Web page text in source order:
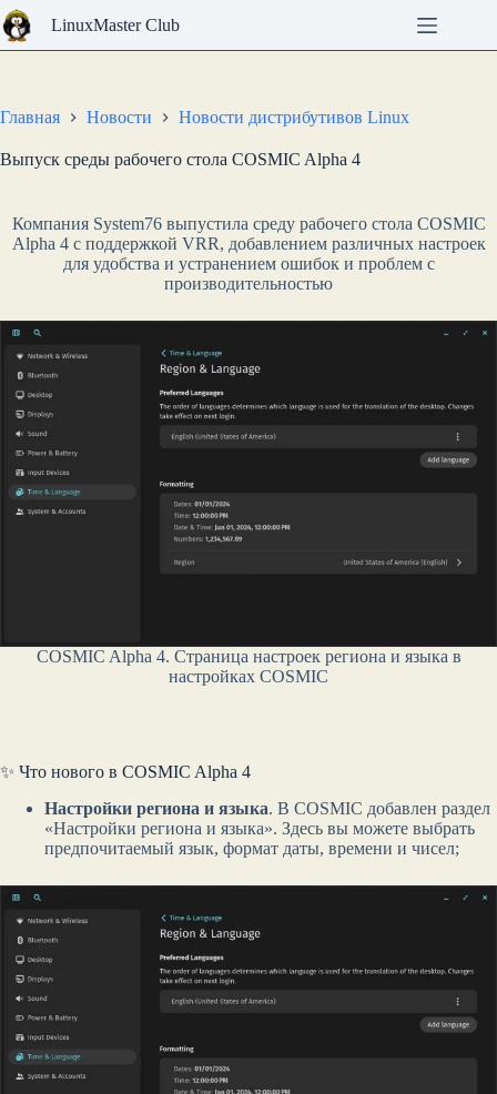
Перейти
к
сути
LinuxMaster Club
Главная Новости Новости дистрибутивов Linux
Выпуск среды рабочего стола COSMIC Alpha 4
Компания System76 выпустила среду рабочего стола COSMIC
Alpha 4 с поддержкой VRR, добавлением различных настроек
для удобства и устранением ошибок и проблем с
производительностью
COSMIC Alpha 4. Страница настроек региона и языка в
настройках COSMIC
✨ Что нового в COSMIC Alpha 4
Настройки региона и языка. В COSMIC добавлен раздел
«Настройки региона и языка». Здесь вы можете выбрать
предпочитаемый язык, формат даты, времени и чисел;